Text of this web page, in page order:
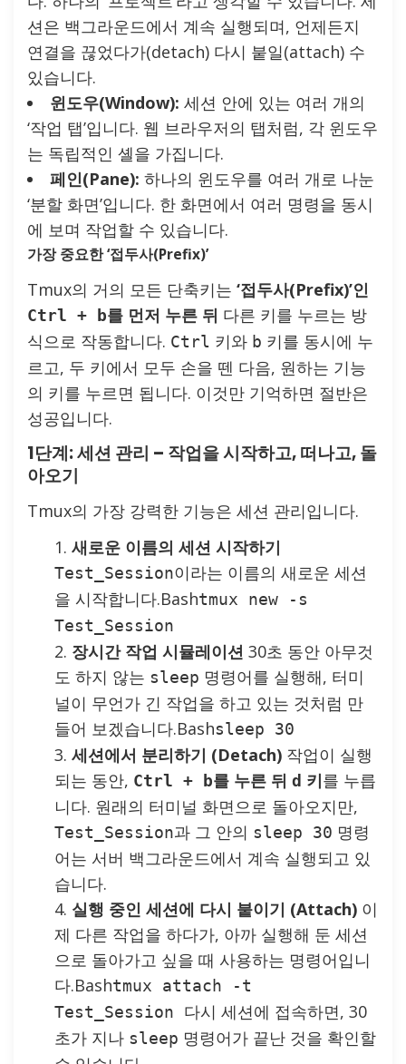
션은 백그라운드에서 계속 실행되며, 언제든지
연결을 끊었다가(detach) 다시 붙일(attach) 수
있습니다.
윈도우(Window): 세션 안에 있는 여러 개의
‘작업 탭’입니다. 웹 브라우저의 탭처럼, 각 윈도우
는 독립적인 셸을 가집니다.
페인(Pane): 하나의 윈도우를 여러 개로 나눈
‘분할 화면’입니다. 한 화면에서 여러 명령을 동시
에 보며 작업할 수 있습니다.
가장 중요한 ‘접두사(Prefix)’
Tmux의 거의 모든 단축키는 ‘접두사(Prefix)’인
Ctrl + b를 먼저 누른 뒤 다른 키를 누르는 방
식으로 작동합니다. Ctrl 키와 b 키를 동시에 누
르고, 두 키에서 모두 손을 뗀 다음, 원하는 기능
의 키를 누르면 됩니다. 이것만 기억하면 절반은
성공입니다.
1단계: 세션 관리 – 작업을 시작하고, 떠나고, 돌
아오기
Tmux의 가장 강력한 기능은 세션 관리입니다.
새로운 이름의 세션 시작하기
Test_Session이라는 이름의 새로운 세션
을 시작합니다.Bashtmux new -s
Test_Session
장시간 작업 시뮬레이션 30초 동안 아무것
도 하지 않는 sleep 명령어를 실행해, 터미
널이 무언가 긴 작업을 하고 있는 것처럼 만
들어 보겠습니다.Bashsleep 30
세션에서 분리하기 (Detach) 작업이 실행
되는 동안, Ctrl + b를 누른 뒤 d 키를 누릅
니다. 원래의 터미널 화면으로 돌아오지만,
Test_Session과 그 안의 sleep 30 명령
어는 서버 백그라운드에서 계속 실행되고 있
습니다.
실행 중인 세션에 다시 붙이기 (Attach) 이
제 다른 작업을 하다가, 아까 실행해 둔 세션
으로 돌아가고 싶을 때 사용하는 명령어입니
다.Bashtmux attach -t
Test_Session 다시 세션에 접속하면, 30
초가 지나 sleep 명령어가 끝난 것을 확인할